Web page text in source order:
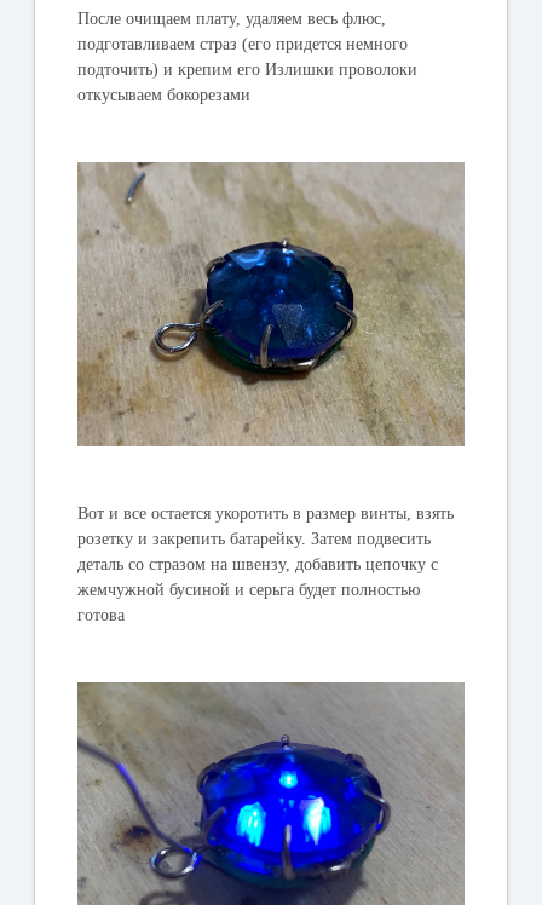
После очищаем плату, удаляем весь флюс,
подготавливаем страз (его придется немного
подточить) и крепим его Излишки проволоки
откусываем бокорезами
Вот и все остается укоротить в размер винты, взять
розетку и закрепить батарейку. Затем подвесить
деталь со стразом на швензу, добавить цепочку с
жемчужной бусиной и серьга будет полностью
готова